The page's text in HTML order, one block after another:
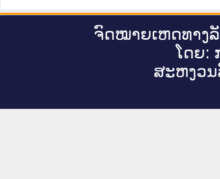
ຈົດ​ໝາຍ​ເຫດ​ທາງ​
ໂດຍ:
ສະ​ຫງວນ​